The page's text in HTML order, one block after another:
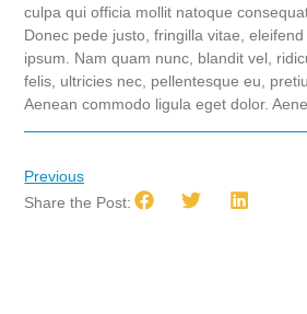
culpa qui officia mollit natoque
Donec pede justo, fringilla vitae,
ipsum. Nam quam nunc, blandit vel,
felis, ultricies nec, pellentesque eu,
Aenean commodo ligula eget dolor.
Previous
Share the Post: